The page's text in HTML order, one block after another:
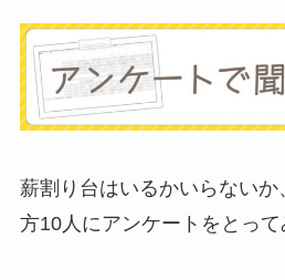
薪割り台はいるかいらないか
方10人にアンケートをとって